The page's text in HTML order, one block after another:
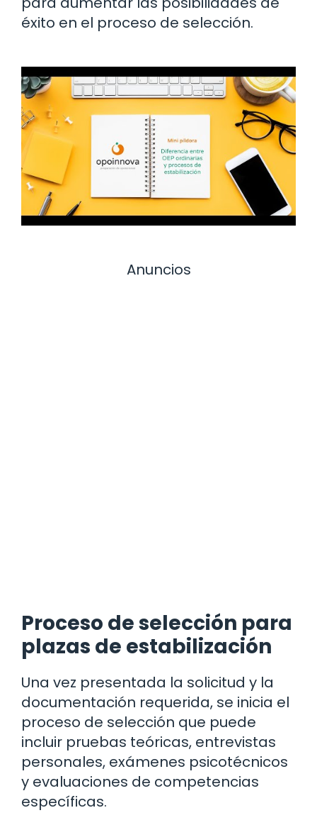
éxito en el proceso de selección.
Anuncios
Proceso de selección para
plazas de estabilización
Una vez presentada la solicitud y la
documentación requerida, se inicia el
proceso de selección que puede
incluir pruebas teóricas, entrevistas
personales, exámenes psicotécnicos
y evaluaciones de competencias
específicas.